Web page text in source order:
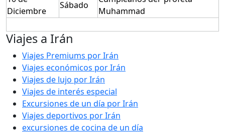
Diciembre
Sábado
Muhammad
Viajes a Irán
Viajes Premiums por Irán
Viajes económicos por Irán
Viajes de lujo por Irán
Viajes de interés especial
Excursiones de un día por Irán
Viajes deportivos por Irán
excursiones de cocina de un día